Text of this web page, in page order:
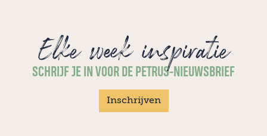
Elke week inspiratie
SCHRIJF JE IN VOOR DE PETRUS-NIEUWSBRIEF
Inschrijven